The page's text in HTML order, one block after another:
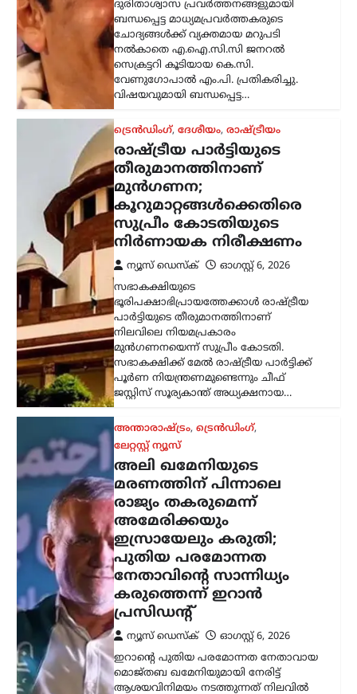
സഭാകക്ഷിക്ക് മേൽ രാഷ്ട്രീയ പാർട്ടിക്ക്
പൂർണ നിയന്ത്രണമുണ്ടെന്നും ചീഫ്
ജസ്റ്റിസ് സൂര്യകാന്ത് അധ്യക്ഷനായ…
അന്താരാഷ്ട്രം, ട്രെൻഡിംഗ്
ലേറ്റസ്റ്റ് ന്യൂസ്
അലി ഖമേനിയുടെ
മരണത്തിന് പിന്നാലെ
രാജ്യം തകരുമെന്ന്
അമേരിക്കയും
ഇസ്രായേലും കരുതി;
പുതിയ പരമോന്നത
നേതാവിന്റെ സാന്നിധ്യം
കരുത്തെന്ന് ഇറാൻ
പ്രസിഡന്റ്
ന്യൂസ് ഡെസ്ക്
ഇറാന്റെ പുതിയ പരമോന്നത നേതാവായ
മൊജ്തബ ഖമേനിയുമായി നേരിട്ട്
ആശയവിനിമയം നടത്തുന്നത് നിലവിൽ
ബുദ്ധിമുട്ടേറിയതാണെങ്കിലും,
അദ്ദേഹത്തിന്റെ നേതൃത്വം രാജ്യത്തിന്
വലിയ ആത്മവിശ്വാസവും കരുത്തും
പകരുന്നതായി പ്രസിഡന്റ് മസൂദ്…
കേരളം,ട്രെൻഡിംഗ്,ലേറ്റസ്റ്റ് ന്യൂസ്
സ്ത്രീയെ
കരിങ്കുപ്പായത്തിൽ
കുഴിച്ചുമൂടുന്ന പരിപാടി;
നിഖാബ്
നിരോധിക്കണമെന്ന്
എം.എൻ. കാരശേരി
ന്യൂസ് ഡെസ്ക്
ഓഗസ്റ്റ്‌ 6, 2026
മുഖം പൂർണമായി മറയ്ക്കുന്ന പർദയായ
നിഖാബ് നിരോധിക്കണമെന്ന്
എഴുത്തുകാരനും സാമൂഹ്യ
നിരീക്ഷകനുമായ എം.എൻ. കാരശേരി
അഭിപ്രായപ്പെട്ടു. നിഖാബ് ധരിക്കുന്നത്
വ്യക്തിസ്വാതന്ത്ര്യത്തിന്റെ ഭാഗമാണെന്ന
വാദത്തോട് യോജിക്കാനാകില്ലെന്നും,
അത് സ്ത്രീകളെ…